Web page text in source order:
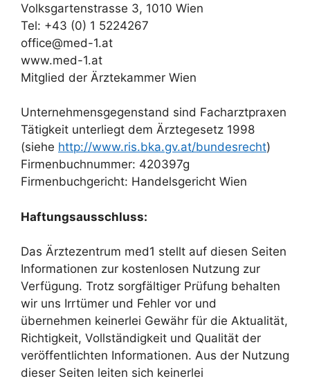
Volksgartenstrasse 3, 1010 Wien
Tel: +43 (0) 1 5224267
office@med-1.at
www.med-1.at
Mitglied der Ärztekammer Wien
Unternehmensgegenstand sind Facharztpraxen
Tätigkeit unterliegt dem Ärztegesetz 1998
(siehe http://www.ris.bka.gv.at/bundesrecht)
Firmenbuchnummer: 420397g
Firmenbuchgericht: Handelsgericht Wien
Haftungsausschluss:
Das Ärztezentrum med1 stellt auf diesen Seiten
Informationen zur kostenlosen Nutzung zur
Verfügung. Trotz sorgfältiger Prüfung behalten
wir uns Irrtümer und Fehler vor und
übernehmen keinerlei Gewähr für die Aktualität,
Richtigkeit, Vollständigkeit und Qualität der
veröffentlichten Informationen. Aus der Nutzung
dieser Seiten leiten sich keinerlei